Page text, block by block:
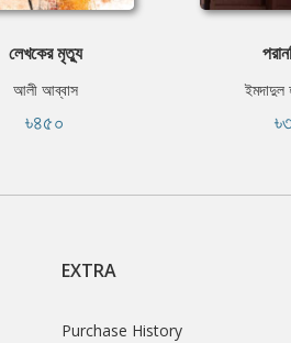
লেখকের মৃত্যু
আলী আব্বাস
৳৪৫০
ইমদাদুল
EXTRA
Purchase History